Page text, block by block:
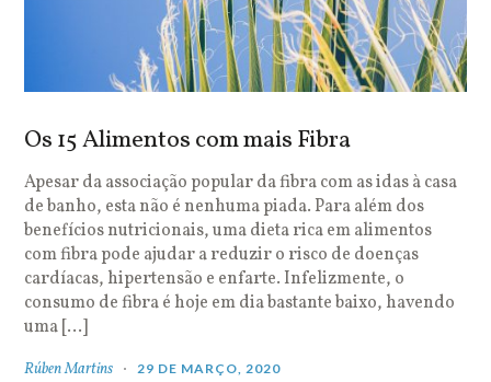
Os 15 Alimentos com mais Fibra
Apesar da associação popular da fibra com as idas à casa
de banho, esta não é nenhuma piada. Para além dos
benefícios nutricionais, uma dieta rica em alimentos
com fibra pode ajudar a reduzir o risco de doenças
cardíacas, hipertensão e enfarte. Infelizmente, o
consumo de fibra é hoje em dia bastante baixo, havendo
uma […]
Rúben Martins 29 DE MARÇO, 2020